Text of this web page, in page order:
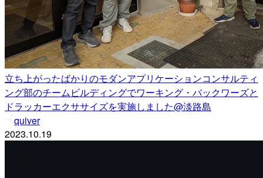
立ち上がったばかりのモダンアプリケーションコンサルティ
ング部のチームビルディングでワーキング・バックワーズと
ドラッカーエクササイズを実施しました@淡路島
quiver
2023.10.19